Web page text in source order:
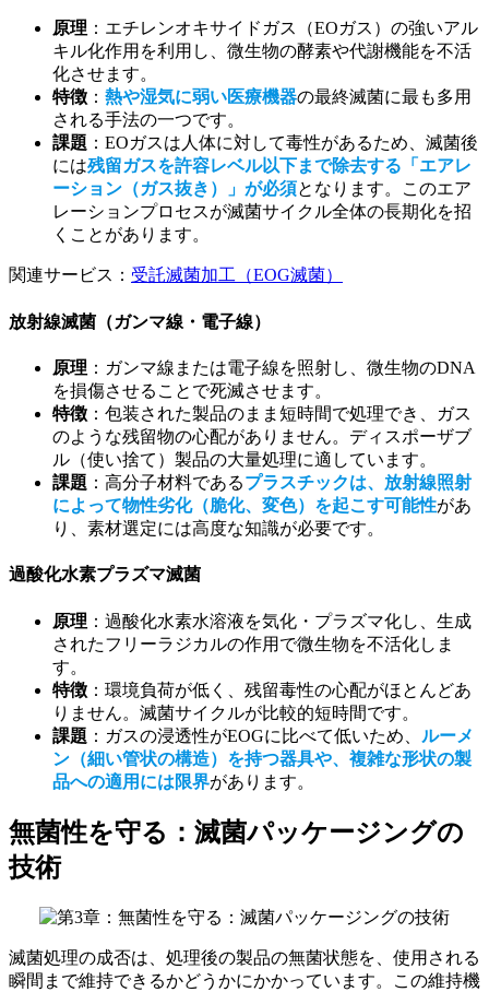
原理 ：エチレンオキサイドガス（EOガス）の強いアル
キル化作用を利用し、微生物の酵素や代謝機能を不活
化させます。
特徴 ： 熱や湿気に弱い医療機器の最終滅菌に最も多用
される手法の一つです。
課題 ：EOガスは人体に対して毒性があるため、滅菌後
には残留ガスを許容レベル以下まで除去する「エアレ
ーション（ガス抜き）」が必須となります。このエア
レーションプロセスが滅菌サイクル全体の長期化を招
くことがあります。
関連サービス： 受託滅菌加工（EOG滅菌）
放射線滅菌（ガンマ線・電子線）
原理 ：ガンマ線または電子線を照射し、微生物のDNA
を損傷させることで死滅させます。
特徴 ：包装された製品のまま短時間で処理でき、ガス
のような残留物の心配がありません。ディスポーザブ
ル（使い捨て）製品の大量処理に適しています。
課題 ：高分子材料であるプラスチックは、放射線照射
によって物性劣化（脆化、変色）を起こす可能性があ
り、素材選定には高度な知識が必要です。
過酸化水素プラズマ滅菌
原理 ：過酸化水素水溶液を気化・プラズマ化し、生成
されたフリーラジカルの作用で微生物を不活化しま
す。
特徴 ：環境負荷が低く、残留毒性の心配がほとんどあ
りません。滅菌サイクルが比較的短時間です。
課題 ：ガスの浸透性がEOGに比べて低いため、 ルーメ
ン（細い管状の構造）を持つ器具や、複雑な形状の製
品への適用には限界があります。
無菌性を守る：滅菌パッケージングの
技術
滅菌処理の成否は、処理後の製品の無菌状態を、使用される
瞬間まで維持できるかどうかにかかっています。この維持機